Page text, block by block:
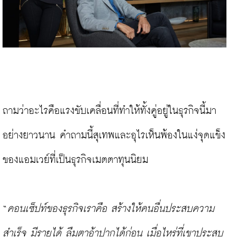
ถามว่าอะไรคือแรงขับเคลื่อนที่ทำให้ทั้งคู่อยู่ในธุรกิจนี้มา
อย่างยาวนาน คำถามนี้สุเทพและอุไรเห็นพ้องในแง่จุดแข็ง
ของแอมเวย์ที่เป็นธุรกิจเมตตาทุนนิยม
“คอนเซ็ปท์ของธุรกิจเราคือ สร้างให้คนอื่นประสบความ
สำเร็จ มีรายได้ ลืมตาอ้าปากได้ก่อน เมื่อไหร่ที่เขาประสบ